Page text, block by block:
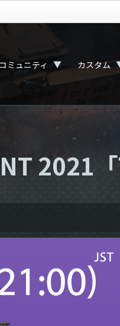
コミュニティ ▼ カスタム
2021